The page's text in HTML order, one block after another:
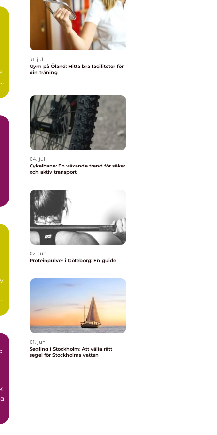
31. jul
Gym på Öland: Hitta bra faciliteter för
din träning
04. jul
Cykelbana: En växande trend för säker
och aktiv transport
02. jun
Proteinpulver i Göteborg: En guide
01. jun
Segling i Stockholm: Att välja rätt
segel för Stockholms vatten